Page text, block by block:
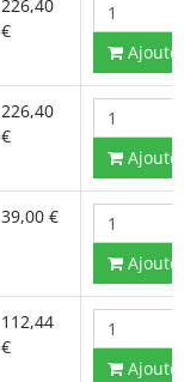
226,40
€
226,40
€
39,00 €
112,44
€